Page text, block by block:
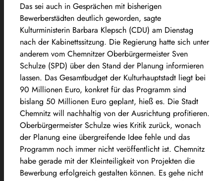
Das sei auch in Gesprächen mit bisherigen
Bewerberstädten deutlich geworden, sagte
Kulturministerin Barbara Klepsch (CDU) am Dienstag
nach der Kabinettssitzung. Die Regierung hatte sich unter
anderem vom Chemnitzer Oberbürgermeister Sven
Schulze (SPD) über den Stand der Planung informieren
lassen. Das Gesamtbudget der Kulturhauptstadt liegt bei
90 Millionen Euro, konkret für das Programm sind
bislang 50 Millionen Euro geplant, hieß es. Die Stadt
Chemnitz will nachhaltig von der Ausrichtung profitieren.
Oberbürgermeister Schulze wies Kritik zurück, wonach
der Planung eine übergreifende Idee fehle und das
Programm noch immer nicht veröffentlicht ist. Chemnitz
habe gerade mit der Kleinteiligkeit von Projekten die
Bewerbung erfolgreich gestalten können. Es gehe nicht